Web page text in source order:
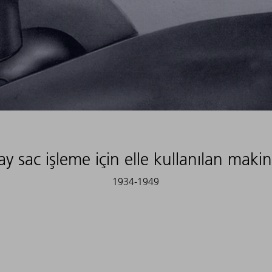
sac işleme için elle kullanılan
1934-1949